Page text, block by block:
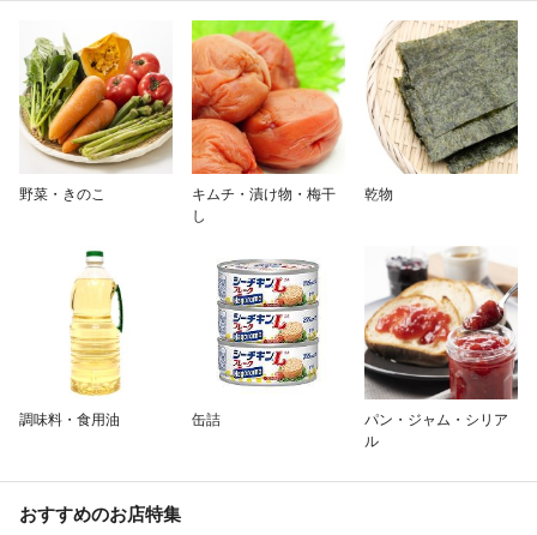
野菜・きのこ
キムチ・漬け物・梅干
し
乾物
調味料・食用油 缶詰
パン・ジャム・シリア
ル
おすすめのお店特集